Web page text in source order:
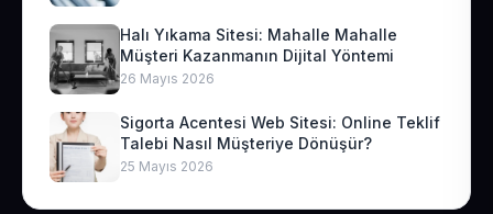
Halı Yıkama Sitesi: Mahalle Mahalle
Müşteri Kazanmanın Dijital Yöntemi
26 Mayıs 2026
Sigorta Acentesi Web Sitesi: Online Teklif
Talebi Nasıl Müşteriye Dönüşür?
25 Mayıs 2026